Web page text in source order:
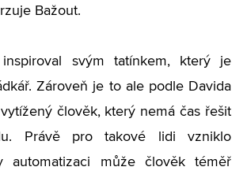
Bažout.
svým tatínkem, který je
Zároveň je to ale podle Davida
člověk, který nemá čas řešit
Právě pro takové lidi vzniklo
automatizaci může člověk téměř